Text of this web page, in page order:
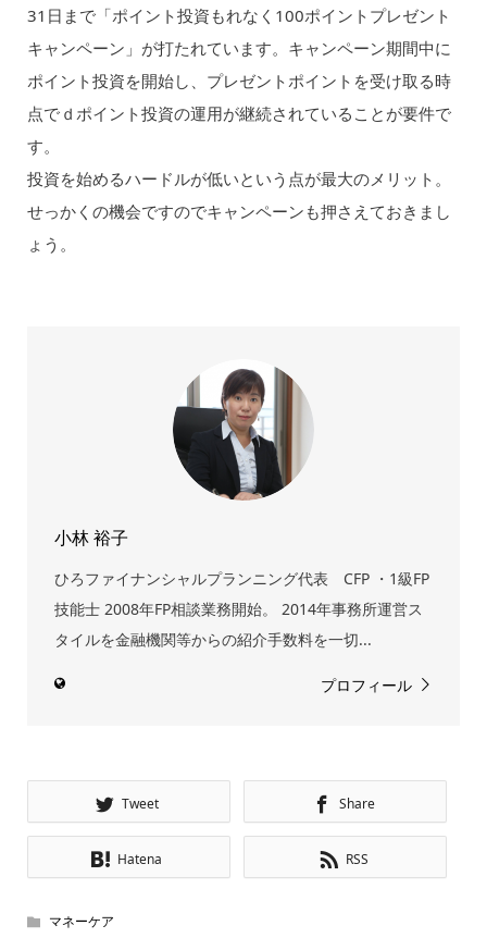
31日まで「ポイント投資もれなく100ポイントプレゼント
キャンペーン」が打たれています。キャンペーン期間中に
ポイント投資を開始し、プレゼントポイントを受け取る時
点でｄポイント投資の運用が継続されていることが要件で
す。
投資を始めるハードルが低いという点が最大のメリット。
せっかくの機会ですのでキャンペーンも押さえておきまし
ょう。
小林 裕子
ひろファイナンシャルプランニング代表 CFP ・1級FP
技能士 2008年FP相談業務開始。 2014年事務所運営ス
タイルを金融機関等からの紹介手数料を一切...
プロフィール
Tweet Share
Hatena RSS
マネーケア